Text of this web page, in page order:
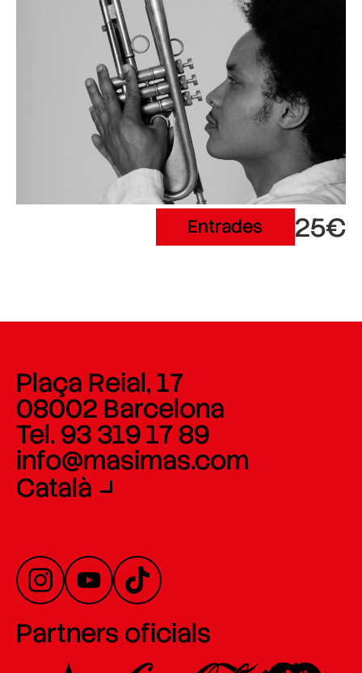
Entrades 25€
Plaça Reial, 17
08002 Barcelona
Tel. 93 319 17 89
info@masimas.com
Català
Partners oficials